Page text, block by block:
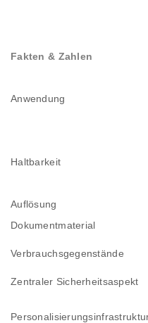
Fakten & Zahlen
Anwendung
Haltbarkeit
Auflösung
Dokumentmaterial
Verbrauchsgegenstände
Zentraler Sicherheitsaspekt